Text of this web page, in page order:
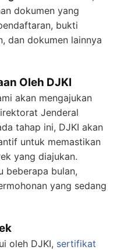
dokumen yang
bukti
dan dokumen lainnya
Oleh DJKI
akan mengajukan
Jenderal
tahap ini, DJKI akan
untuk memastikan
yang diajukan.
beberapa bulan,
yang sedang
oleh DJKI, sertifikat